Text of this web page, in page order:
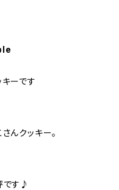
ーです
んクッキー。
です♪